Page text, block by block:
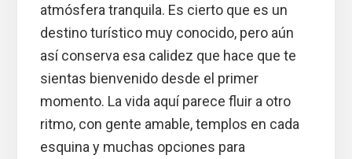
atmósfera tranquila. Es cierto que es un
destino turístico muy conocido, pero aún
así conserva esa calidez que hace que te
sientas bienvenido desde el primer
momento. La vida aquí parece fluir a otro
ritmo, con gente amable, templos en cada
esquina y muchas opciones para